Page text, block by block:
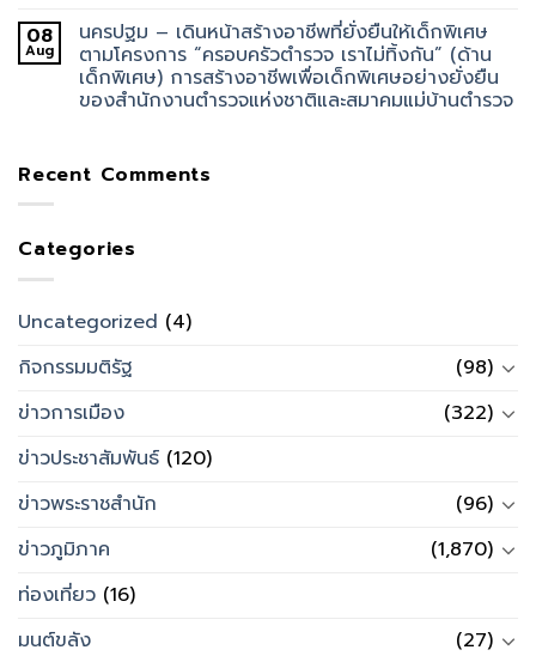
08
Aug
นครปฐม – เดินหน้าสร้างอาชีพที่ยั่งยืนให้เด็กพิเศษ
ตามโครงการ “ครอบครัวตำรวจ เราไม่ทิ้งกัน” (ด้าน
เด็กพิเศษ) การสร้างอาชีพเพื่อเด็กพิเศษอย่างยั่งยืน
ของสำนักงานตำรวจแห่งชาติและสมาคมแม่บ้านตำรวจ
Recent Comments
Categories
Uncategorized (4)
กิจกรรมมติรัฐ
(98)
ข่าวการเมือง
(322)
ข่าวประชาสัมพันธ์ (120)
ข่าวพระราชสำนัก
(96)
ข่าวภูมิภาค
(1,870)
ท่องเที่ยว (16)
มนต์ขลัง
(27)